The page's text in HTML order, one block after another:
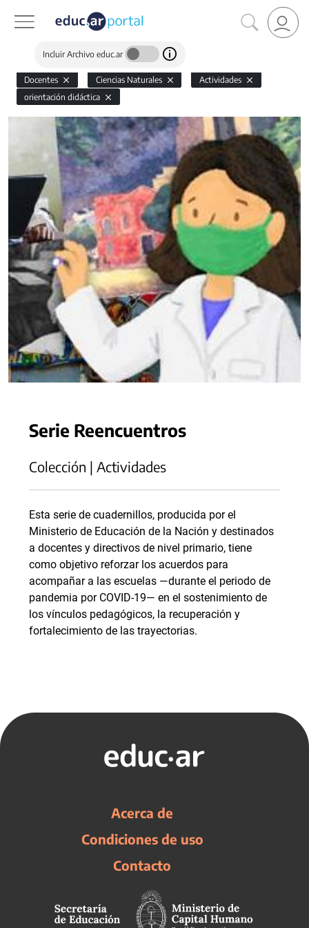
Incluir Archivo educ.ar
Docentes Ciencias Naturales
Actividades
orientación didáctica
Serie Reencuentros
Colección | Actividades
Esta serie de cuadernillos, producida por el
Ministerio de Educación de la Nación y destinados
a docentes y directivos de nivel primario, tiene
como objetivo reforzar los acuerdos para
acompañar a las escuelas —durante el periodo de
pandemia por COVID-19— en el sostenimiento de
los vínculos pedagógicos, la recuperación y
fortalecimiento de las trayectorias.
Acerca de
Condiciones de uso
Contacto